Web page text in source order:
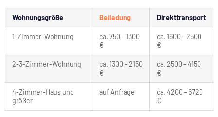
Wohnungsgröße Beiladung Direkttransport
1-Zimmer-Wohnung
ca. 750 – 1300
€
ca. 1600 – 2500
€
2-3-Zimmer-Wohnung
ca. 1300 – 2150
€
ca. 2500 – 4150
€
4-Zimmer-Haus und
größer
auf Anfrage
ca. 4200 – 6720
€